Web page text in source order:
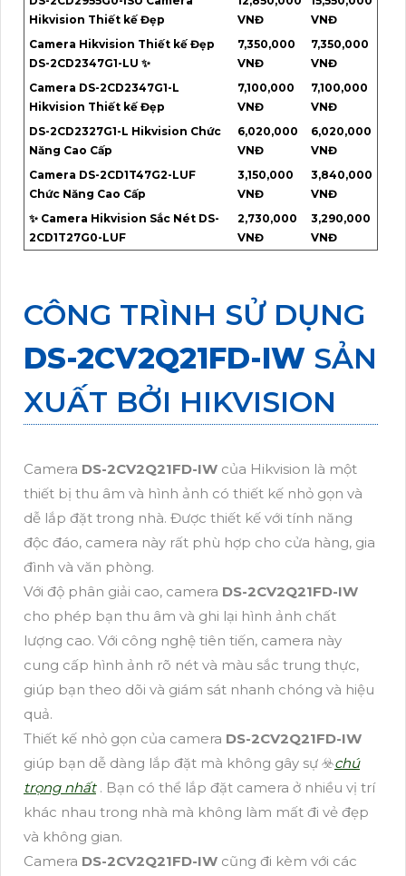
Hikvision Thiết kế Đẹp
VNĐ
VNĐ
Camera Hikvision Thiết kế Đẹp
DS-2CD2347G1-LU ✨
7,350,000
VNĐ
7,350,000
VNĐ
Camera DS-2CD2347G1-L
Hikvision Thiết kế Đẹp
7,100,000
VNĐ
7,100,000
VNĐ
DS-2CD2327G1-L Hikvision Chức
Năng Cao Cấp
6,020,000
VNĐ
6,020,000
VNĐ
Camera DS-2CD1T47G2-LUF
Chức Năng Cao Cấp
3,150,000
VNĐ
3,840,000
VNĐ
✨ Camera Hikvision Sắc Nét DS-
2CD1T27G0-LUF
2,730,000
VNĐ
3,290,000
VNĐ
CÔNG TRÌNH SỬ DỤNG
DS-2CV2Q21FD-IW SẢN
XUẤT BỞI HIKVISION
Camera DS-2CV2Q21FD-IW của Hikvision là một
thiết bị thu âm và hình ảnh có thiết kế nhỏ gọn và
dễ lắp đặt trong nhà. Được thiết kế với tính năng
độc đáo, camera này rất phù hợp cho cửa hàng, gia
đình và văn phòng.
Với độ phân giải cao, camera DS-2CV2Q21FD-IW
cho phép bạn thu âm và ghi lại hình ảnh chất
lượng cao. Với công nghệ tiên tiến, camera này
cung cấp hình ảnh rõ nét và màu sắc trung thực,
giúp bạn theo dõi và giám sát nhanh chóng và hiệu
quả.
Thiết kế nhỏ gọn của camera DS-2CV2Q21FD-IW
giúp bạn dễ dàng lắp đặt mà không gây sự ☣️chú
trọng nhất. Bạn có thể lắp đặt camera ở nhiều vị trí
khác nhau trong nhà mà không làm mất đi vẻ đẹp
và không gian.
Camera DS-2CV2Q21FD-IW cũng đi kèm với các